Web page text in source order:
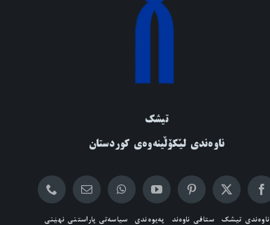
تیشک
ناوەندی لێکۆڵینەوەی کوردستان
ناوەندی تیشک ستافی ناوەند پەیوەندی سیاسەتی پاراستنی نهێنی